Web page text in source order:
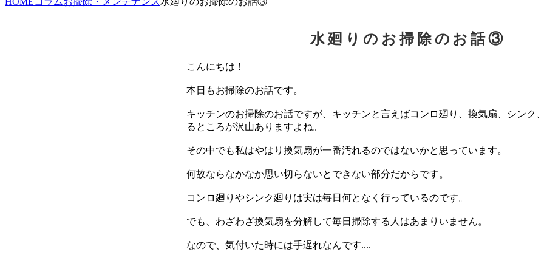
水廻りのお掃除のお話③
こんにちは！
本日もお掃除のお話です。
キッチンのお掃除のお話ですが、キッチンと言えばコンロ廻り、換気扇、シンク
るところが沢山ありますよね。
その中でも私はやはり換気扇が一番汚れるのではないかと思っています。
何故ならなかなか思い切らないとできない部分だからです。
コンロ廻りやシンク廻りは実は毎日何となく行っているのです。
でも、わざわざ換気扇を分解して毎日掃除する人はあまりいません。
なので、気付いた時には手遅れなんです....